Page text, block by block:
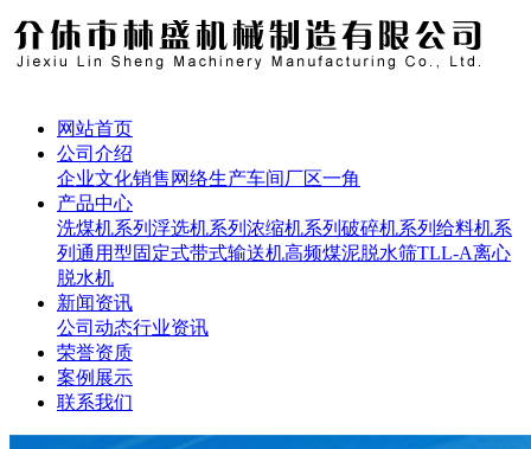
网站首页
公司介绍
企业文化销售网络生产车间厂区一角
产品中心
洗煤机系列 浮选机系列 浓缩机系列 破碎机系列 给料机系
列 通用型固定式带式输送机高频煤泥脱水筛TLL-A离心
脱水机
新闻资讯
公司动态行业资讯
荣誉资质
案例展示
联系我们